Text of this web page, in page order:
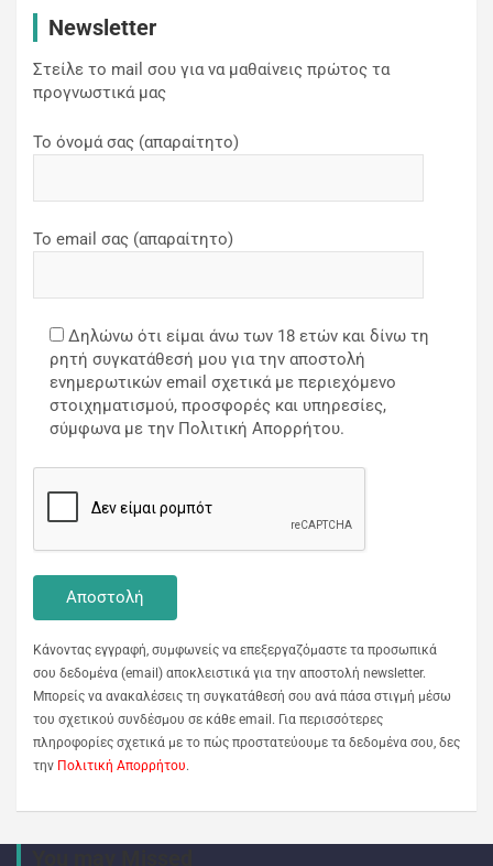
Newsletter
Στείλε το mail σου για να μαθαίνεις πρώτος τα
προγνωστικά μας
Το όνομά σας (απαραίτητο)
Το email σας (απαραίτητο)
Δηλώνω ότι είμαι άνω των 18 ετών και δίνω τη
ρητή συγκατάθεσή μου για την αποστολή
ενημερωτικών email σχετικά με περιεχόμενο
στοιχηματισμού, προσφορές και υπηρεσίες,
σύμφωνα με την Πολιτική Απορρήτου.
Κάνοντας εγγραφή, συμφωνείς να επεξεργαζόμαστε τα προσωπικά
σου δεδομένα (email) αποκλειστικά για την αποστολή newsletter.
Μπορείς να ανακαλέσεις τη συγκατάθεσή σου ανά πάσα στιγμή μέσω
του σχετικού συνδέσμου σε κάθε email. Για περισσότερες
πληροφορίες σχετικά με το πώς προστατεύουμε τα δεδομένα σου, δες
την Πολιτική Απορρήτου.